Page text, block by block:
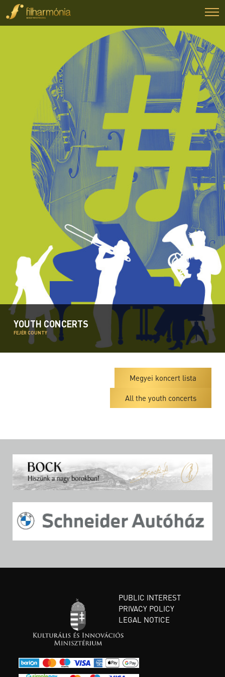
YOUTH CONCERTS
FEJÉR COUNTY
Megyei koncert lista
All the youth concerts
PUBLIC INTEREST
PRIVACY POLICY
LEGAL NOTICE